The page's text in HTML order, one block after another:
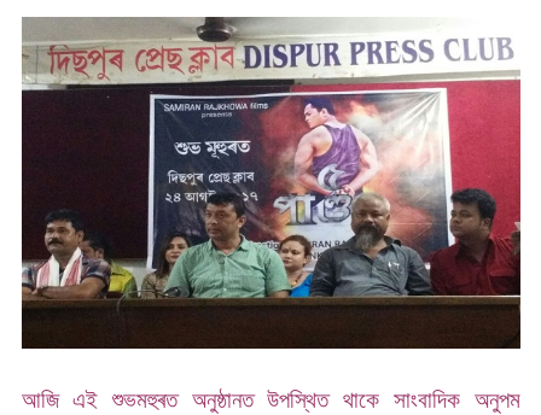
আজি এই শুভমহুৰত অনুষ্ঠানত উপস্থিত থাকে সাংবাদিক অনুপম